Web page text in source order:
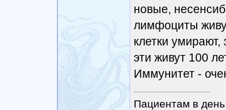
новые,
лимфоциты
клетки
эти живут 100
Иммунитет -
Пациентам в